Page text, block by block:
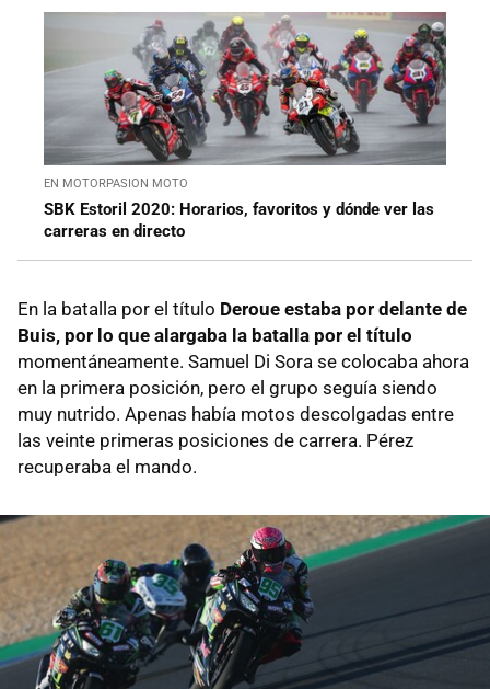
EN MOTORPASION MOTO
SBK Estoril 2020: Horarios, favoritos y dónde ver las
carreras en directo
En la batalla por el título Deroue estaba por delante de
Buis, por lo que alargaba la batalla por el título
momentáneamente. Samuel Di Sora se colocaba ahora
en la primera posición, pero el grupo seguía siendo
muy nutrido. Apenas había motos descolgadas entre
las veinte primeras posiciones de carrera. Pérez
recuperaba el mando.